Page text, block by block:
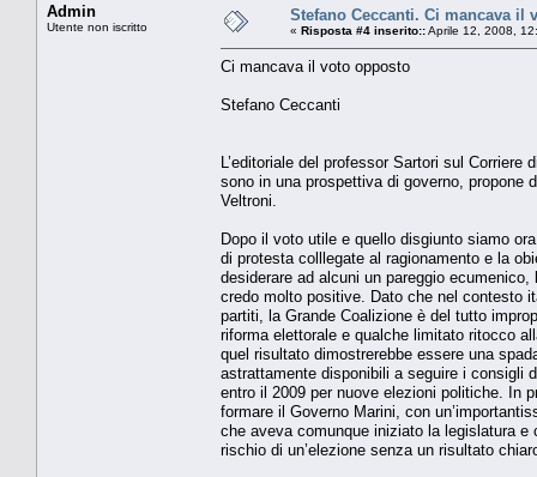
Admin
Utente non iscritto
Stefano Ceccanti. Ci mancava il
« Risposta #4 inserito::Aprile 12, 2008,
Ci mancava il voto opposto
Stefano Ceccanti
L’editoriale del professor Sartori sul
sono in una prospettiva di governo, propone
Veltroni.
Dopo il voto utile e quello disgiunto siamo
di protesta colllegate al ragionamento e la
desiderare ad alcuni un pareggio
credo molto positive. Dato che nel contesto
partiti, la Grande Coalizione è del tutto
riforma elettorale e qualche limitato ritocco
quel risultato dimostrerebbe essere una
astrattamente disponibili a seguire i consigli
entro il 2009 per nuove elezioni politiche. In
formare il Governo Marini, con
che aveva comunque iniziato la legislatura
rischio di un’elezione senza un risultato